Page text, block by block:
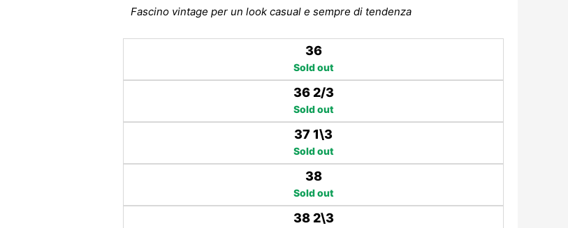
Fascino vintage per un look casual e sempre di tendenza
36
Sold out
36 2/3
Sold out
37 1\3
Sold out
38
Sold out
38 2\3